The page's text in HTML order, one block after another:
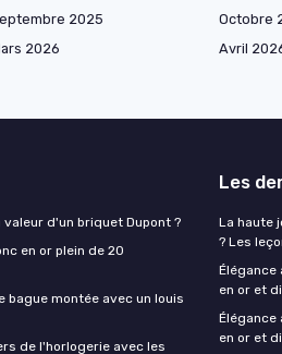
2025 Octobre
2026 Avril
d'un briquet Dupont ?
en or plein de 20
bague montée avec un louis
de l'horlogerie avec les
Les
La haute
? Les
Élégance
en or et
Élégance
en or et